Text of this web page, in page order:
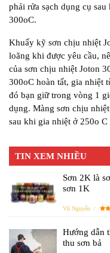
phải rửa sạch dụng cụ
300oC.
Khuấy kỹ sơn chịu nhiệt
loãng khi được yêu cầu,
của sơn chịu nhiệt Joton
300oC hoàn tất, gia nhiệt
đó bạn giữ trong vòng 1
dụng. Màng sơn chịu
sau khi gia nhiệt ở 250o
TIN XEM NHIỀU
Sơn 2K là
sơn 1K
Vũ Nguyễn
Hướng dẫn
thu sơn bả